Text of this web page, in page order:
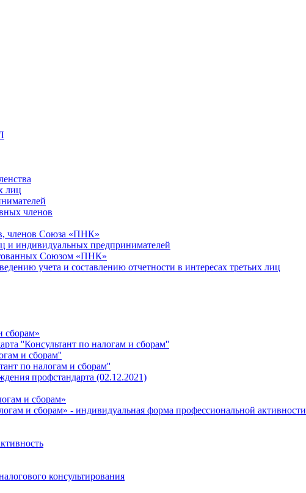
лиц
членов
членов Союза «ПНК»
индивидуальных предпринимателей
Союзом «ПНК»
учета и составлению отчетности в интересах третьих лиц
сборам»
''Консультант по налогам и сборам''
и сборам''
по налогам и сборам''
профстандарта (02.12.2021)
и сборам»
и сборам» - индивидуальная форма профессиональной активности
консультирования